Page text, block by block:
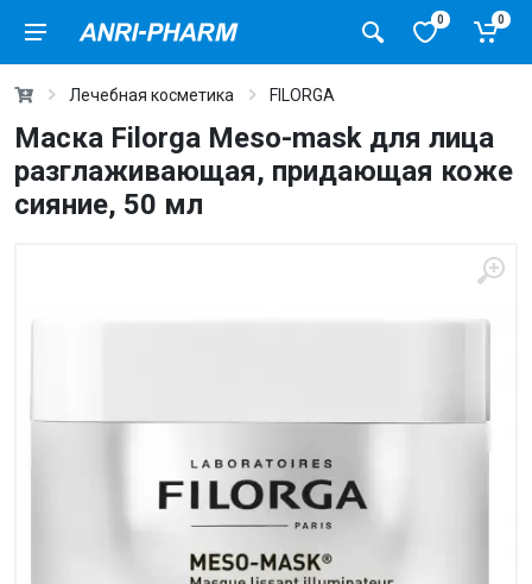
0 0
Лечебная косметика FILORGA
Маска Filorga Meso-mask для лица
разглаживающая, придающая коже
сияние, 50 мл